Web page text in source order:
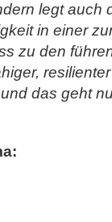
legt auch
in einer
zu den
das geht